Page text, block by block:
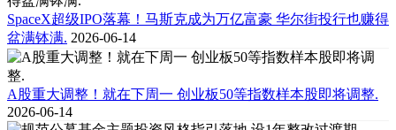
SpaceX超级IPO落幕！马斯克成为万亿富豪 华尔街投行也赚得
盆满钵满. 2026-06-14
A股重大调整！就在下周一 创业板50等指数样本股即将调整.
2026-06-14